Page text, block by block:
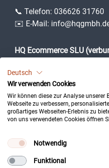
📞 Telefon: 036626 31760
✉️ E-Mail:
HQ Ecommerce SLU
07360 Lloseta (Illes Balears)
Spanien
Impressum
Kontakt
Cookie-Einstellungen
Deutsch
Wir verwenden Cookies
Wir können diese zur Analyse unserer
Webseite zu verbessern,
großartiges Webseiten-Erlebnis zu
von uns verwendeten Cookies öffnen
Notwendig
Funktional